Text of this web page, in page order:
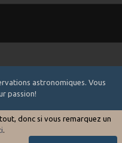
astronomiques. Vous
passion!
donc si vous remarquez un